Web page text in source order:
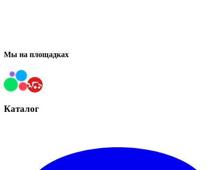
Мы на площадках
Каталог